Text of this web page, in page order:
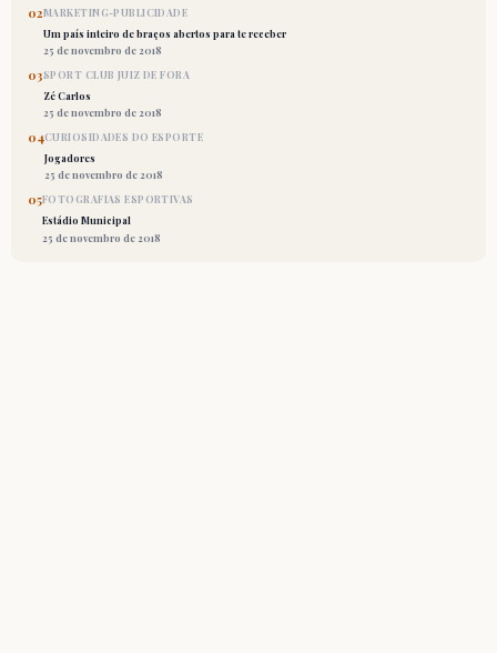
02MARKETING-PUBLICIDADE
Um país inteiro de braços abertos para te receber
25 de novembro de 2018
03SPORT CLUB JUIZ DE FORA
Zé Carlos
25 de novembro de 2018
04CURIOSIDADES DO ESPORTE
Jogadores
25 de novembro de 2018
05FOTOGRAFIAS ESPORTIVAS
Estádio Municipal
25 de novembro de 2018